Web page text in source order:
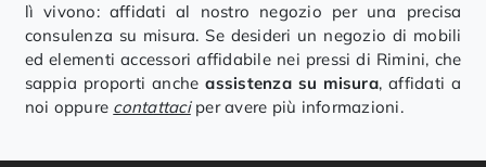
lì vivono: affidati al nostro negozio per una precisa
consulenza su misura. Se desideri un negozio di mobili
ed elementi accessori affidabile nei pressi di Rimini, che
sappia proporti ancheassistenza su misura, affidati a
noi oppure contattaciper avere più informazioni.